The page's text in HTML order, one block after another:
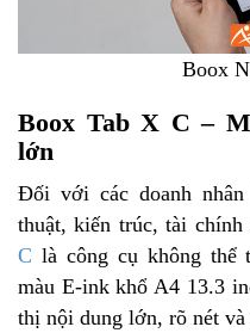
Boox
Boox Tab X C –
lớn
Đối với các doanh
thuật, kiến trúc, tài
C là công cụ không thể
màu E-ink khổ A4 13.3
thị nội dung lớn, rõ nét và